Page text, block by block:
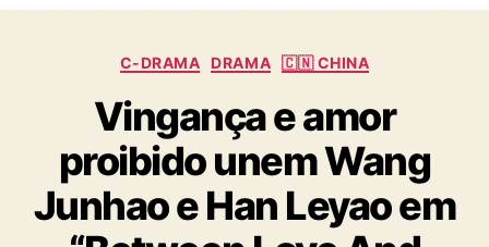
R
A
C
t
e
g
o
r
i
C-DRAMA DRAMA 🇨🇳 CHINA
Vingança e amor
proibido unem Wang
Junhao e Han Leyao em